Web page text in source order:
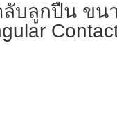
ลับลูกปืน ขน